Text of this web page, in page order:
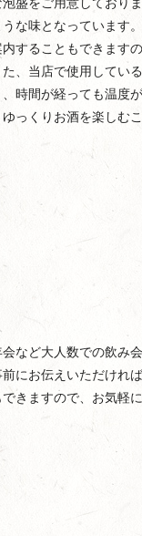
盛をご用意しており
な味となっています
することもできます
、当店で使用している
時間が経っても温度
っくりお酒を楽しむ
など大人数での飲み
にお伝えいただけれ
きますので、お気軽